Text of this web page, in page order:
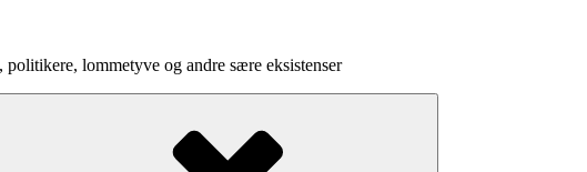
lommetyve og andre sære eksistenser